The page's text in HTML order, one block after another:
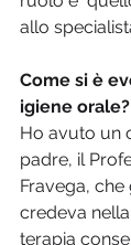
allo
Come si è
igiene orale?
Ho avuto un
padre, il
Fravega, che
credeva
terapia